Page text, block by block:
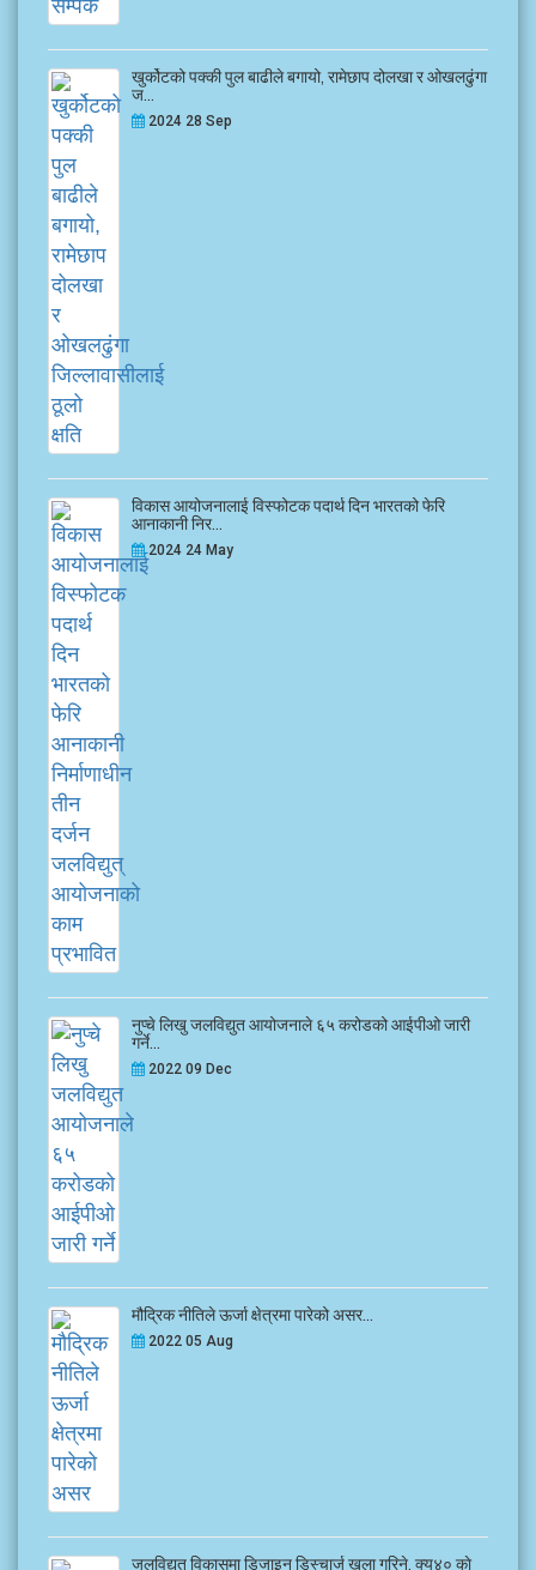
खुर्कोटको पक्की पुल बाढीले बगायो, रामेछाप दोलखा र ओखलढुंगा
ज...
2024 28 Sep
विकास आयोजनालाई विस्फोटक पदार्थ दिन भारतको फेरि
आनाकानी निर...
2024 24 May
नुप्चे लिखु जलविद्युत आयोजनाले ६५ करोडको आईपीओ जारी
गर्ने...
2022 09 Dec
मौद्रिक नीतिले ऊर्जा क्षेत्रमा पारेको असर...
2022 05 Aug
जलविद्युत विकासमा डिजाइन डिस्चार्ज खुला गरिने, क्यू४० काे